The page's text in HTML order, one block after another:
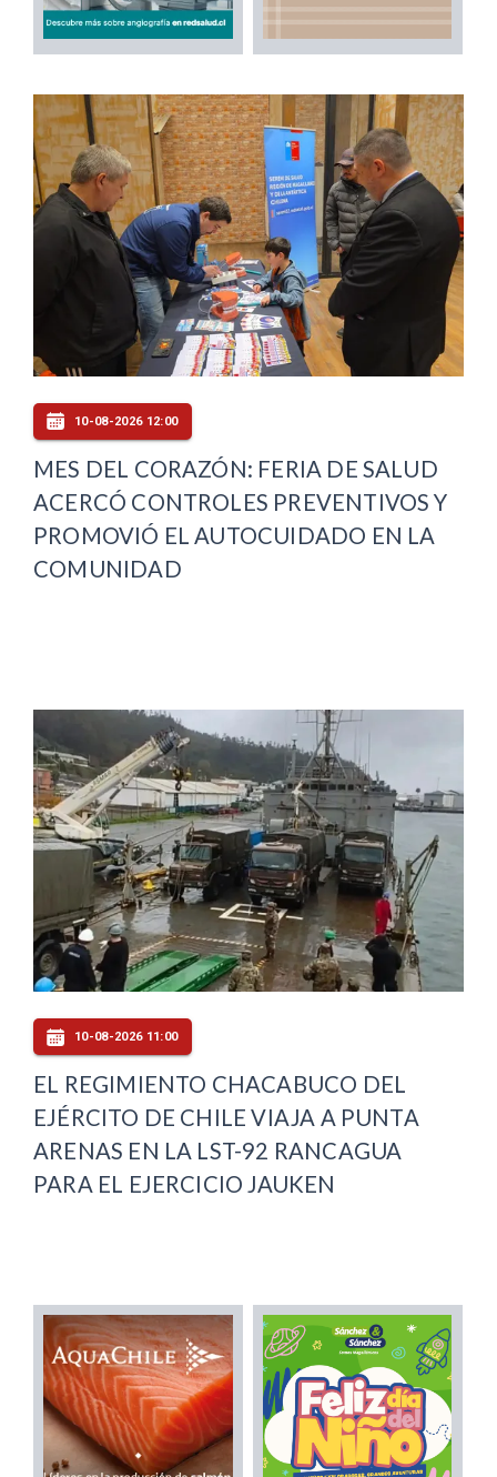
10-08-2026 12:00
MES DEL CORAZÓN: FERIA DE SALUD
ACERCÓ CONTROLES PREVENTIVOS Y
PROMOVIÓ EL AUTOCUIDADO EN LA
COMUNIDAD
10-08-2026 11:00
EL REGIMIENTO CHACABUCO DEL
EJÉRCITO DE CHILE VIAJA A PUNTA
ARENAS EN LA LST-92 RANCAGUA
PARA EL EJERCICIO JAUKEN